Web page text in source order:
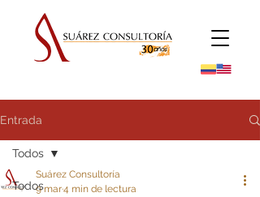
Entrada
Todos
Todos
Suárez Consultoría
9 mar4 min de lectura